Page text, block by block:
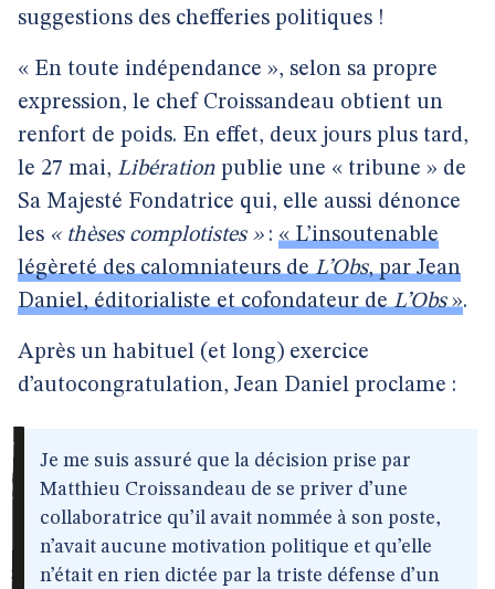
suggestions des chefferies politiques !
« En toute indépendance », selon sa propre
expression, le chef Croissandeau obtient un
renfort de poids. En effet, deux jours plus tard,
le 27 mai, Libération publie une « tribune » de
Sa Majesté Fondatrice qui, elle aussi dénonce
les « thèses complotistes »: « L’insoutenable
légèreté des calomniateurs deL’Obs, par Jean
Daniel, éditorialiste et cofondateur deL’Obs».
Après un habituel (et long) exercice
d’autocongratulation, Jean Daniel proclame :
Je me suis assuré que la décision prise par
Matthieu Croissandeau de se priver d’une
collaboratrice qu’il avait nommée à son poste,
n’avait aucune motivation politique et qu’elle
n’était en rien dictée par la triste défense d’un